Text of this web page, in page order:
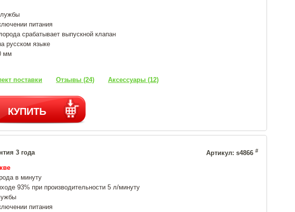
питания
срабатывает выпускной клапан
русском языке
мм
поставки Отзывы (24) Аксессуары (12)
КУПИТЬ
3 года Артикул: s4866 #
в минуту
93% при производительности 5 л/минуту
питания